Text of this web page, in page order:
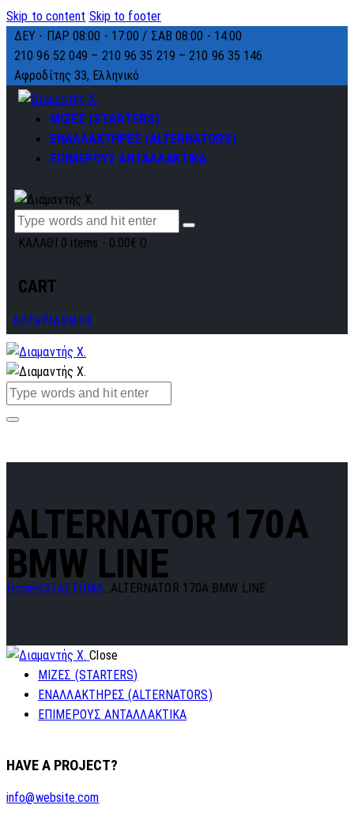
Skip to content Skip to footer
ΔΕΥ - ΠΑΡ 08:00 - 17:00 / ΣΑΒ 08:00 - 14:00
210 96 52 049 – 210 96 35 219 –210 96 35 146
Αφροδίτης 33, Ελληνικό
ΜΙΖΕΣ (STARTERS)
ΕΝΑΛΛΑΚΤΗΡΕΣ (ALTERNATORS)
ΕΠΙΜΕΡΟΥΣ ΑΝΤΑΛΛΑΚΤΙΚΑ
ΚΑΛΑΘΙ 0 items - 0.00€ 0
CART
ΛΟΓΑΡΙΑΣΜΟΣ
ALTERNATOR 170A
BMW LINE
Home ΚΑΤΑΣΤΗΜΑ...ALTERNATOR 170A BMW LINE
Close
ΜΙΖΕΣ (STARTERS)
ΕΝΑΛΛΑΚΤΗΡΕΣ (ALTERNATORS)
ΕΠΙΜΕΡΟΥΣ ΑΝΤΑΛΛΑΚΤΙΚΑ
HAVE A PROJECT?
info@website.com